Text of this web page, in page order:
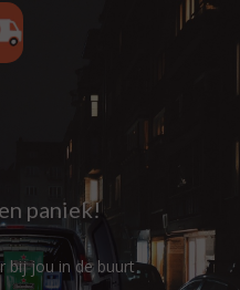
paniek!
bij jou in de buurt